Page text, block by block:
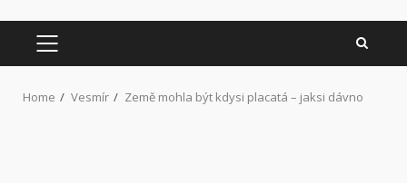
PRIMARY
MENU
Home Vesmír Země mohla být kdysi placatá – jaksi dávno